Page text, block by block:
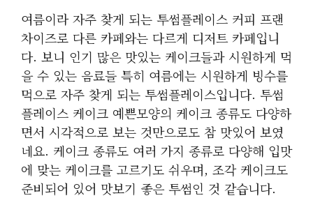
여름이라 자주 찾게 되는 투썸플레이스 커피 프랜
차이즈로 다른 카페와는 다르게 디저트 카페입니
다. 보니 인기 많은 맛있는 케이크들과 시원하게 먹
을 수 있는 음료들 특히 여름에는 시원하게 빙수를
먹으로 자주 찾게 되는 투썸플레이스입니다. 투썸
플레이스 케이크 예쁜모양의 케이크 종류도 다양하
면서 시각적으로 보는 것만으로도 참 맛있어 보였
네요. 케이크 종류도 여러 가지 종류로 다양해 입맛
에 맞는 케이크를 고르기도 쉬우며, 조각 케이크도
준비되어 있어 맛보기 좋은 투썸인 것 같습니다.